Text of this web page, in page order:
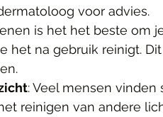
voor advies.
is het het beste om
het na gebruik reinigt.
: Veel mensen vinden
reinigen van andere